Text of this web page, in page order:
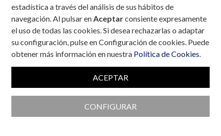
estadística a través del análisis de sus hábitos de
navegación. Al pulsar enAceptarconsiente expresamente
el uso de todas las cookies. Si desea rechazarlas o adaptar
su configuración, pulse en Configuración de cookies. Puede
obtener más información en nuestra Política de Cookies.
ACEPTAR
CONFIGURAR
Colaboran con la Fundación